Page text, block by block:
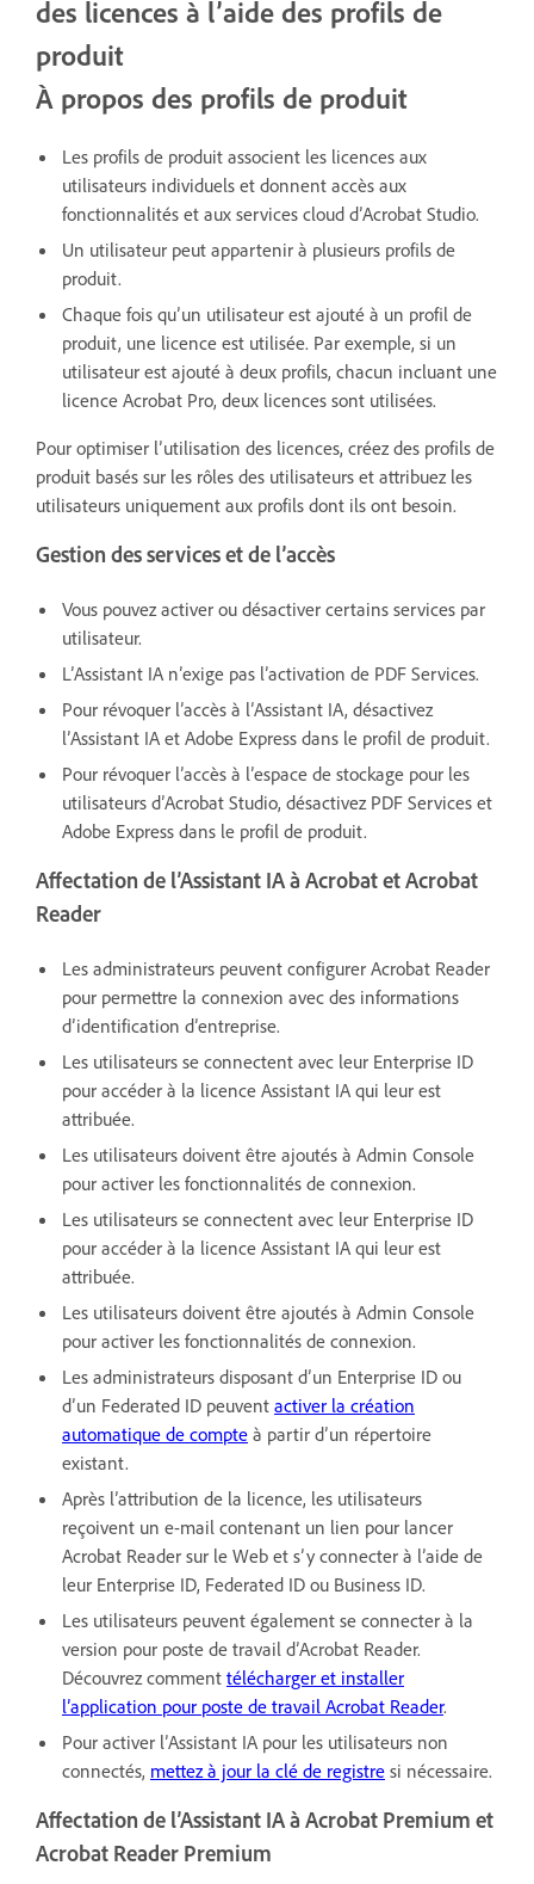
des licences à l’aide des profils de
produit
À propos des profils de produit
Les profils de produit associent les licences aux
utilisateurs individuels et donnent accès aux
fonctionnalités et aux services cloud d’Acrobat Studio.
Un utilisateur peut appartenir à plusieurs profils de
produit.
Chaque fois qu’un utilisateur est ajouté à un profil de
produit, une licence est utilisée. Par exemple, si un
utilisateur est ajouté à deux profils, chacun incluant une
licence Acrobat Pro, deux licences sont utilisées.
Pour optimiser l’utilisation des licences, créez des profils de
produit basés sur les rôles des utilisateurs et attribuez les
utilisateurs uniquement aux profils dont ils ont besoin.
Gestion des services et de l’accès
Vous pouvez activer ou désactiver certains services par
utilisateur.
L’Assistant IA n’exige pas l’activation de PDF Services.
Pour révoquer l’accès à l’Assistant IA, désactivez
l’Assistant IA et Adobe Express dans le profil de produit.
Pour révoquer l’accès à l’espace de stockage pour les
utilisateurs d’Acrobat Studio, désactivez PDF Services et
Adobe Express dans le profil de produit.
Affectation de l’Assistant IA à Acrobat et Acrobat
Reader
Les administrateurs peuvent configurer Acrobat Reader
pour permettre la connexion avec des informations
d’identification d’entreprise.
Les utilisateurs se connectent avec leur Enterprise ID
pour accéder à la licence Assistant IA qui leur est
attribuée.
Les utilisateurs doivent être ajoutés à Admin Console
pour activer les fonctionnalités de connexion.
Les utilisateurs se connectent avec leur Enterprise ID
pour accéder à la licence Assistant IA qui leur est
attribuée.
Les utilisateurs doivent être ajoutés à Admin Console
pour activer les fonctionnalités de connexion.
Les administrateurs disposant d’un Enterprise ID ou
d’un Federated ID peuvent activer la création
automatique de compte à partir d’un répertoire
existant.
Après l’attribution de la licence, les utilisateurs
reçoivent un e-mail contenant un lien pour lancer
Acrobat Reader sur le Web et s’y connecter à l’aide de
leur Enterprise ID, Federated ID ou Business ID.
Les utilisateurs peuvent également se connecter à la
version pour poste de travail d’Acrobat Reader.
Découvrez comment télécharger et installer
l’application pour poste de travail Acrobat Reader.
Pour activer l’Assistant IA pour les utilisateurs non
connectés, mettez à jour la clé de registre si nécessaire.
Affectation de l’Assistant IA à Acrobat Premium et
Acrobat Reader Premium